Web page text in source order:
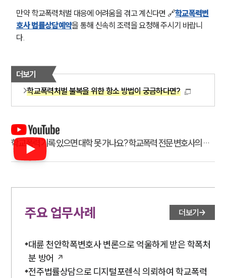
만약 학교폭력처벌 대응에 어려움을 겪고 계신다면 🔗학교폭력변
호사 법률상담예약을 통해 신속히 조력을 요청해 주시기 바랍니
다.
더보기
학교폭력처벌 불복을 위한 항소 방법이 궁금하다면?
학교폭력 기록 있으면 대학 못 가나요? 학교폭력 전문 변호사의 대
입 팩트 체크!
주요 업무사례 더보기
대륜 천안학폭변호사 변론으로 억울하게 받은 학폭처
분 방어
전주법률상담으로 디지털포렌식 의뢰하여 학교폭력